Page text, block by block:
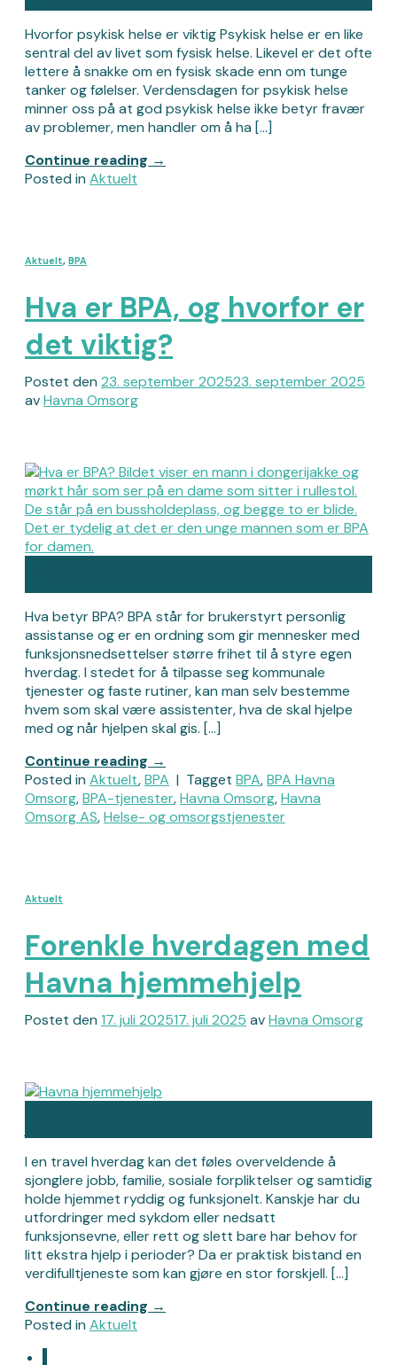
Hvorfor psykisk helse er viktig Psykisk helse er en like
sentral del av livet som fysisk helse. Likevel er det ofte
lettere å snakke om en fysisk skade enn om tunge
tanker og følelser. Verdensdagen for psykisk helse
minner oss på at god psykisk helse ikke betyr fravær
av problemer, men handler om å ha […]
Continue reading →
Posted in Aktuelt
Aktuelt, BPA
Hva er BPA, og hvorfor er
det viktig?
Postet den 23. september 202523. september 2025
avHavna Omsorg
Hva betyr BPA? BPA står for brukerstyrt personlig
assistanse og er en ordning som gir mennesker med
funksjonsnedsettelser større frihet til å styre egen
hverdag. I stedet for å tilpasse seg kommunale
tjenester og faste rutiner, kan man selv bestemme
hvem som skal være assistenter, hva de skal hjelpe
med og når hjelpen skal gis. […]
Continue reading →
Posted in Aktuelt,BPA | Tagget BPA,BPA Havna
Omsorg,BPA-tjenester,Havna Omsorg,Havna
Omsorg AS,Helse- og omsorgstjenester
Aktuelt
Forenkle hverdagen med
Havna hjemmehjelp
Postet den 17. juli 202517. juli 2025 avHavna Omsorg
I en travel hverdag kan det føles overveldende å
sjonglere jobb, familie, sosiale forpliktelser og samtidig
holde hjemmet ryddig og funksjonelt. Kanskje har du
utfordringer med sykdom eller nedsatt
funksjonsevne, eller rett og slett bare har behov for
litt ekstra hjelp i perioder? Da er praktisk bistand en
verdifulltjeneste som kan gjøre en stor forskjell. […]
Continue reading →
Posted in Aktuelt